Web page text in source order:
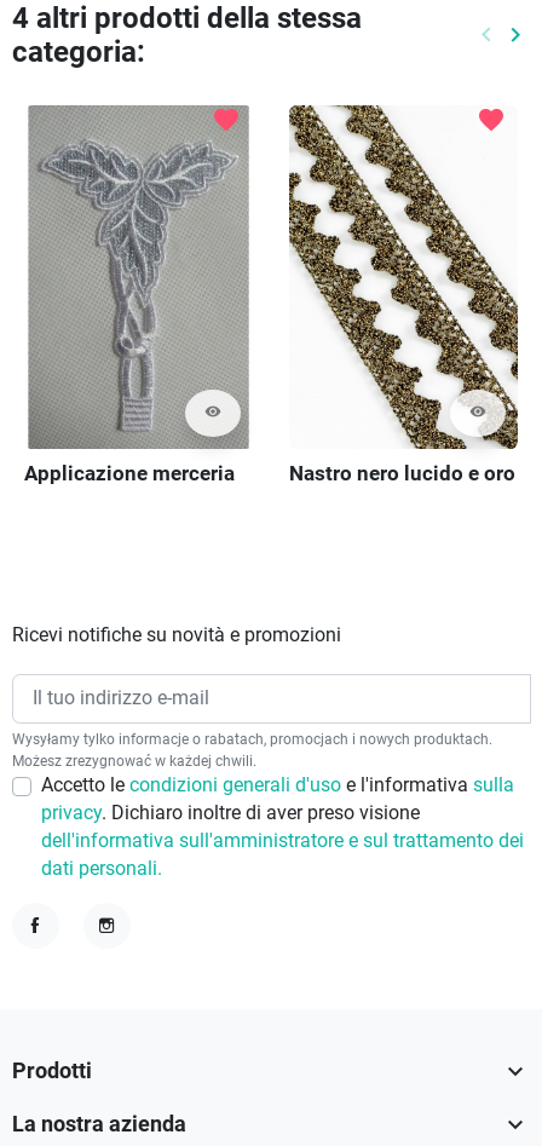
4 altri prodotti della stessa
categoria:
keyboard_arrow_left keyboard_arrow_right
visibility
favorite
Applicazione merceria
visibility
favorite
Nastro nero lucido e oro
Ricevi notifiche su novità e promozioni
Wysyłamy tylko informacje o rabatach, promocjach i nowych produktach.
Możesz zrezygnować w każdej chwili.
Accetto le condizioni generali d'uso e l'informativa sulla
privacy. Dichiaro inoltre di aver preso visione
dell'informativa sull'amministratore e sul trattamento dei
dati personali.
Prodotti 
La nostra azienda 